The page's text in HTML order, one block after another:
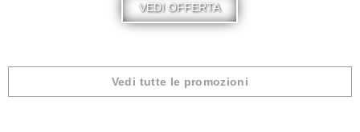
VEDI OFFERTA
Vedi tutte le promozioni